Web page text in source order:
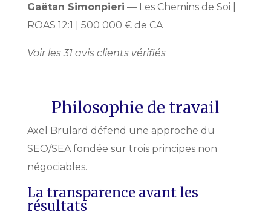
Gaëtan Simonpieri — Les Chemins de Soi |
ROAS 12:1 | 500 000 € de CA
Voir les 31 avis clients vérifiés
Philosophie de travail
Axel Brulard défend une approche du
SEO/SEA fondée sur trois principes non
négociables.
La transparence avant les
résultats